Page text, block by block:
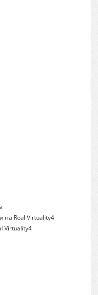
на Real Virtuality4
Virtuality4